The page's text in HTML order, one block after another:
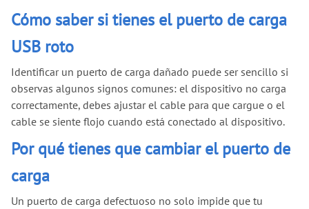
Cómo saber si tienes el puerto de carga
USB roto
Identificar un puerto de carga dañado puede ser sencillo si
observas algunos signos comunes: el dispositivo no carga
correctamente, debes ajustar el cable para que cargue o el
cable se siente flojo cuando está conectado al dispositivo.
Por qué tienes que cambiar el puerto de
carga
Un puerto de carga defectuoso no solo impide que tu